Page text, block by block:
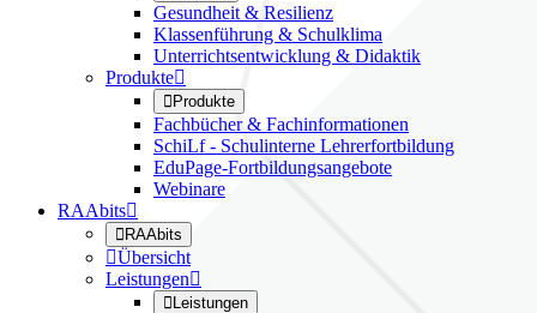
Gesundheit & Resilienz
Klassenführung & Schulklima
Unterrichtsentwicklung & Didaktik
Produkte
Produkte
Fachbücher & Fachinformationen
SchiLf - Schulinterne Lehrerfortbildung
EduPage-Fortbildungsangebote
Webinare
RAAbits
RAAbits
Übersicht
Leistungen
Leistungen